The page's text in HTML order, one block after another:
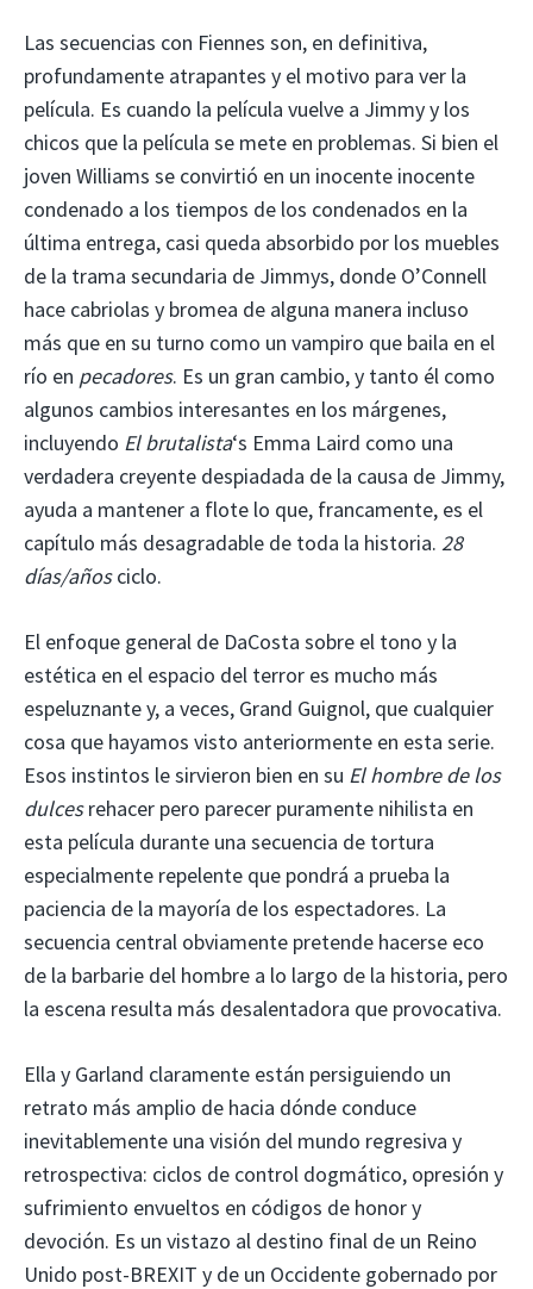
Las secuencias con Fiennes son, en definitiva,
profundamente atrapantes y el motivo para ver la
película. Es cuando la película vuelve a Jimmy y los
chicos que la película se mete en problemas. Si bien el
joven Williams se convirtió en un inocente inocente
condenado a los tiempos de los condenados en la
última entrega, casi queda absorbido por los muebles
de la trama secundaria de Jimmys, donde O’Connell
hace cabriolas y bromea de alguna manera incluso
más que en su turno como un vampiro que baila en el
río en pecadores. Es un gran cambio, y tanto él como
algunos cambios interesantes en los márgenes,
incluyendo El brutalista‘s Emma Laird como una
verdadera creyente despiadada de la causa de Jimmy,
ayuda a mantener a flote lo que, francamente, es el
capítulo más desagradable de toda la historia. 28
días/añosciclo.
El enfoque general de DaCosta sobre el tono y la
estética en el espacio del terror es mucho más
espeluznante y, a veces, Grand Guignol, que cualquier
cosa que hayamos visto anteriormente en esta serie.
Esos instintos le sirvieron bien en su El hombre de los
dulcesrehacer pero parecer puramente nihilista en
esta película durante una secuencia de tortura
especialmente repelente que pondrá a prueba la
paciencia de la mayoría de los espectadores. La
secuencia central obviamente pretende hacerse eco
de la barbarie del hombre a lo largo de la historia, pero
la escena resulta más desalentadora que provocativa.
Ella y Garland claramente están persiguiendo un
retrato más amplio de hacia dónde conduce
inevitablemente una visión del mundo regresiva y
retrospectiva: ciclos de control dogmático, opresión y
sufrimiento envueltos en códigos de honor y
devoción. Es un vistazo al destino final de un Reino
Unido post-BREXIT y de un Occidente gobernado por